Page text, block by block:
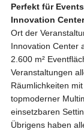
Perfekt für
Innovation
Ort der
Innovation Center
2.600 m²
Veranstaltungen
Räumlichkeiten
topmoderner
einsetzbaren
Übrigens haben